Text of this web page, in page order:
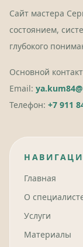
Сайт мастера
состоянием,
глубокого
Основной
Email:
Телефон: +7 911
Главная
О
Услуги
Материалы